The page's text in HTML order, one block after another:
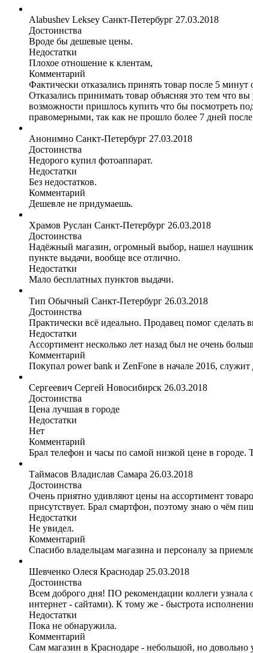
Alabushev Leksey Санкт-Петербург 27.03.2018
Достоинства
Вроде бы дешевые цены.
Недостатки
Плохое отношение к клентам,
Комментарий
Фактически отказались принять товар после 5
Отказались принимать товар объясняя это тем что
возможности пришлось купить что бы посмотреть
правомерными, так как не прошло более 7 дней
Анонимно Санкт-Петербург 27.03.2018
Достоинства
Недорого купил фотоаппарат.
Недостатки
Без недостатков.
Комментарий
Дешевле не придумаешь.
Храмов Руслан Санкт-Петербург 26.03.2018
Достоинства
Надёжный магазин, огромный выбор, нашел наушники
пункте выдачи, вообще все отлично.
Недостатки
Мало бесплатных пунктов выдачи.
Тип Обычный Санкт-Петербург 26.03.2018
Достоинства
Практически всё идеально. Продавец помог сделать
Недостатки
Ассортимент несколько лет назад был не очень
Комментарий
Покупал power bank и ZenFone в начале 2016,
Сергеевич Сергей Новосибирск 26.03.2018
Достоинства
Цена лучшая в городе
Недостатки
Нет
Комментарий
Брал телефон и часы по самой низкой цене в
Таймасов Владислав Самара 26.03.2018
Достоинства
Очень приятно удивляют цены на ассортимент
присутствует. Брал смартфон, поэтому знаю о чём
Недостатки
Не увидел.
Комментарий
Спасибо владельцам магазина и персоналу за
Шевченко Олеся Краснодар 25.03.2018
Достоинства
Всем доброго дня! ПО рекомендации коллеги узнала
интернет - сайтами). К тому же - быстрота
Недостатки
Пока не обнаружила.
Комментарий
Сам магазин в Краснодаре - небольшой, но